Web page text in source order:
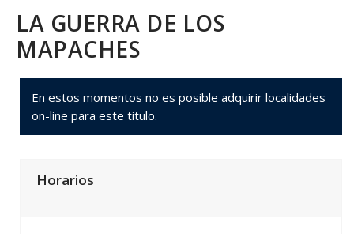
LA GUERRA DE LOS
MAPACHES
En estos momentos no es posible adquirir localidades
on-line para este titulo.
Horarios